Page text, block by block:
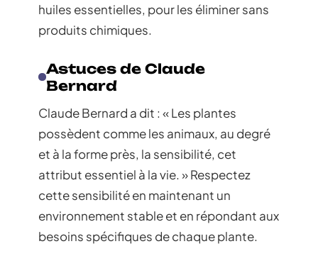
huiles essentielles, pour les éliminer sans
produits chimiques.
Astuces de Claude
Bernard
Claude Bernard a dit : « Les plantes
possèdent comme les animaux, au degré
et à la forme près, la sensibilité, cet
attribut essentiel à la vie. » Respectez
cette sensibilité en maintenant un
environnement stable et en répondant aux
besoins spécifiques de chaque plante.